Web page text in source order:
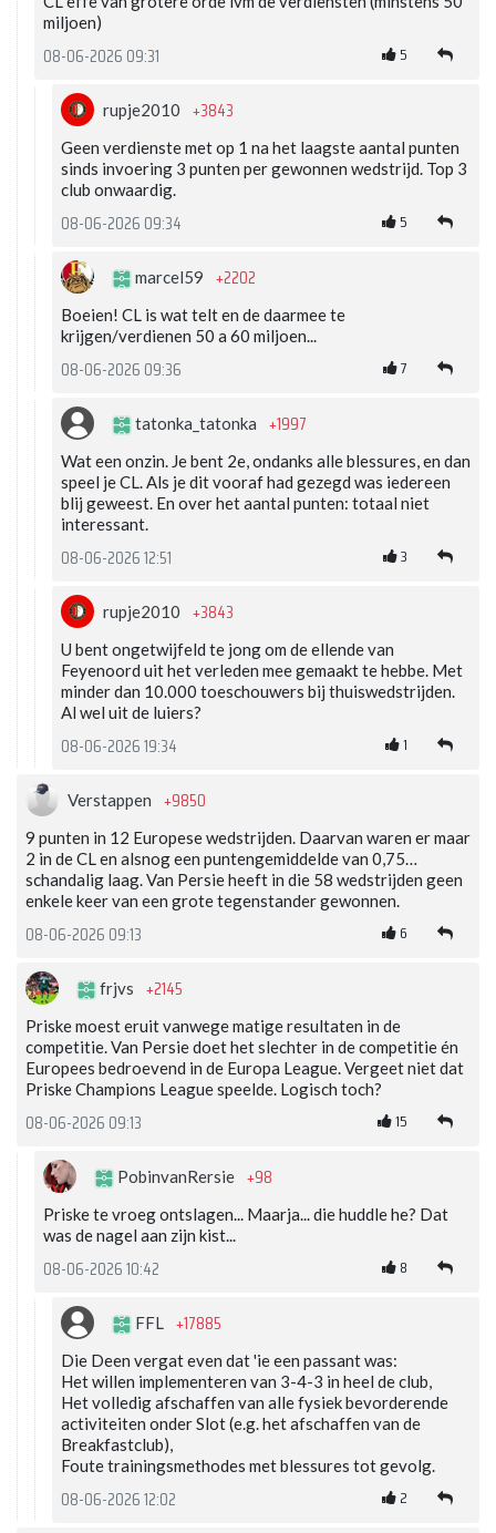
miljoen)
08-06-2026 09:31 5
rupje2010 +3843
Geen verdienste met op 1 na het laagste aantal punten
sinds invoering 3 punten per gewonnen wedstrijd. Top 3
club onwaardig.
08-06-2026 09:34 5
marcel59 +2202
Boeien! CL is wat telt en de daarmee te
krijgen/verdienen 50 a 60 miljoen...
08-06-2026 09:36 7
tatonka_tatonka +1997
Wat een onzin. Je bent 2e, ondanks alle blessures, en dan
speel je CL. Als je dit vooraf had gezegd was iedereen
blij geweest. En over het aantal punten: totaal niet
interessant.
08-06-2026 12:51 3
rupje2010 +3843
U bent ongetwijfeld te jong om de ellende van
Feyenoord uit het verleden mee gemaakt te hebbe. Met
minder dan 10.000 toeschouwers bij thuiswedstrijden.
Al wel uit de luiers?
08-06-2026 19:34 1
Verstappen +9850
9 punten in 12 Europese wedstrijden. Daarvan waren er maar
2 in de CL en alsnog een puntengemiddelde van 0,75…
schandalig laag. Van Persie heeft in die 58 wedstrijden geen
enkele keer van een grote tegenstander gewonnen.
08-06-2026 09:13 6
frjvs +2145
Priske moest eruit vanwege matige resultaten in de
competitie. Van Persie doet het slechter in de competitie én
Europees bedroevend in de Europa League. Vergeet niet dat
Priske Champions League speelde. Logisch toch?
08-06-2026 09:13 15
PobinvanRersie +98
Priske te vroeg ontslagen... Maarja... die huddle he? Dat
was de nagel aan zijn kist...
08-06-2026 10:42 8
FFL +17885
Die Deen vergat even dat 'ie een passant was:
Het willen implementeren van 3-4-3 in heel de club,
Het volledig afschaffen van alle fysiek bevorderende
activiteiten onder Slot (e.g. het afschaffen van de
Breakfastclub),
Foute trainingsmethodes met blessures tot gevolg.
08-06-2026 12:02 2